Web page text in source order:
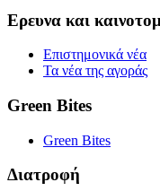
Ερευνα και
Επιστημονικά νέα
Τα νέα της αγοράς
Green Bites
Green Bites
Διατροφή